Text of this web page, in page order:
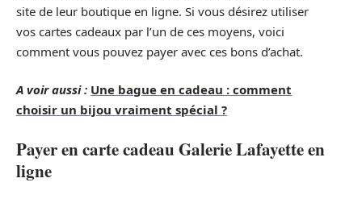
site de leur boutique en ligne. Si vous désirez utiliser
vos cartes cadeaux par l’un de ces moyens, voici
comment vous pouvez payer avec ces bons d’achat.
A voir aussi : Une bague en cadeau : comment
choisir un bijou vraiment spécial ?
Payer en carte cadeau Galerie Lafayette en
ligne